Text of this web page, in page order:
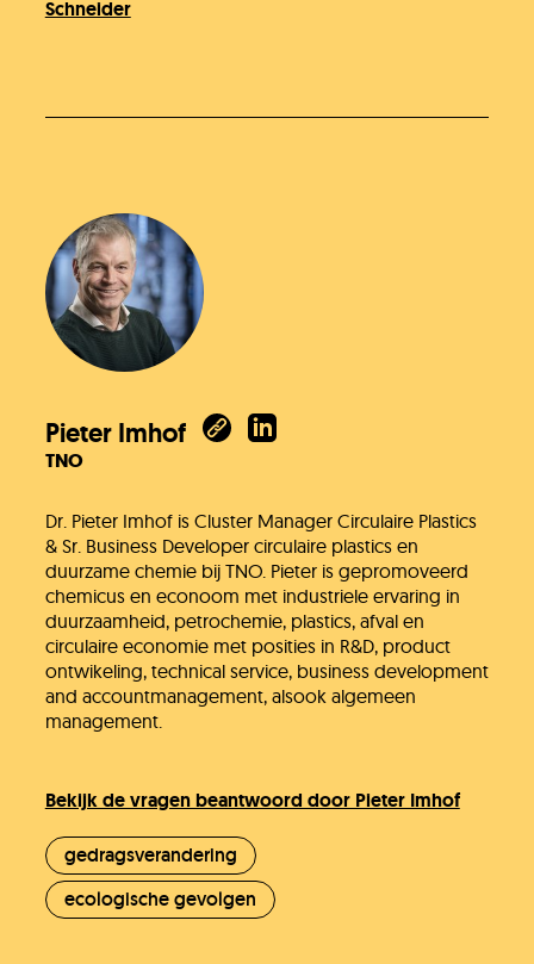
Schneider
Pieter Imhof
TNO
Dr. Pieter Imhof is Cluster Manager Circulaire Plastics
& Sr. Business Developer circulaire plastics en
duurzame chemie bij TNO. Pieter is gepromoveerd
chemicus en econoom met industriele ervaring in
duurzaamheid, petrochemie, plastics, afval en
circulaire economie met posities in R&D, product
ontwikeling, technical service, business development
and accountmanagement, alsook algemeen
management.
Bekijk de vragen beantwoord door Pieter Imhof
gedragsverandering
ecologische gevolgen